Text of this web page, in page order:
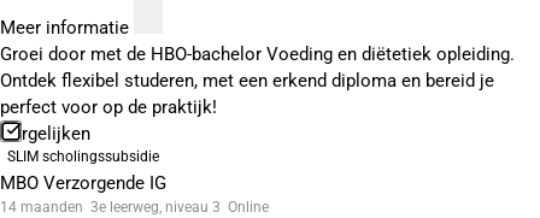
Meer informatie
Groei door met de HBO-bachelor Voeding en diëtetiek opleiding.
Ontdek flexibel studeren, met een erkend diploma en bereid je
perfect voor op de praktijk!
Vergelijken
SLIM scholingssubsidie
MBO Verzorgende IG
14 maanden 3e leerweg, niveau 3 Online